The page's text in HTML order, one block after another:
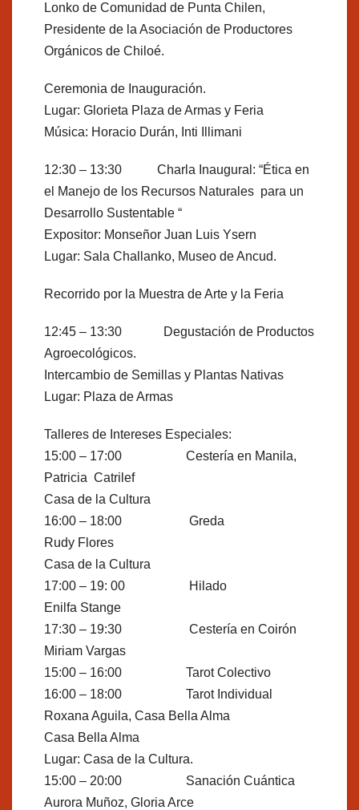
Lonko de Comunidad de Punta Chilen,
Presidente de la Asociación de Productores
Orgánicos de Chiloé.
Ceremonia de Inauguración.
Lugar: Glorieta Plaza de Armas y Feria
Música: Horacio Durán, Inti Illimani
12:30 – 13:30 Charla Inaugural: “Ética en
el Manejo de los Recursos Naturales para un
Desarrollo Sustentable “
Expositor: Monseñor Juan Luis Ysern
Lugar: Sala Challanko, Museo de Ancud.
Recorrido por la Muestra de Arte y la Feria
12:45 – 13:30 Degustación de Productos
Agroecológicos.
Intercambio de Semillas y Plantas Nativas
Lugar: Plaza de Armas
Talleres de Intereses Especiales:
15:00 – 17:00 Cestería en Manila,
Patricia Catrilef
Casa de la Cultura
16:00 – 18:00 Greda
Rudy Flores
Casa de la Cultura
17:00 – 19: 00 Hilado
Enilfa Stange
17:30 – 19:30 Cestería en Coirón
Miriam Vargas
15:00 – 16:00 Tarot Colectivo
16:00 – 18:00 Tarot Individual
Roxana Aguila, Casa Bella Alma
Casa Bella Alma
Lugar: Casa de la Cultura.
15:00 – 20:00 Sanación Cuántica
Aurora Muñoz, Gloria Arce